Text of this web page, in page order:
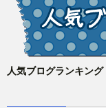
人気ブログランキング